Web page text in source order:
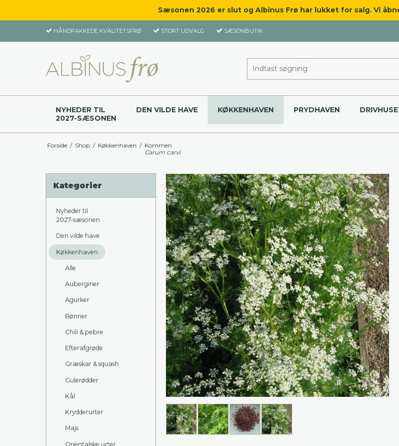
Sæsonen 2026 er slut og Albinus Frø har lukket for salg. Vi
HÅNDPAKKEDE KVALITETSFRØ STORT UDVALG SÆSONBUTIK
NYHEDER TIL
2027-SÆSONEN
DEN VILDE HAVE KØKKENHAVEN PRYDHAVEN
Forside / Shop / Køkkenhaven / Kommen
Carum carvi
Kategorier
Nyheder til
2027-sæsonen
Den vilde have
Køkkenhaven
Alle
Auberginer
Agurker
Bønner
Chili & pebre
Efterafgrøde
Græskar & squash
Gulerødder
Kål
Krydderurter
Majs
Orientalske urter